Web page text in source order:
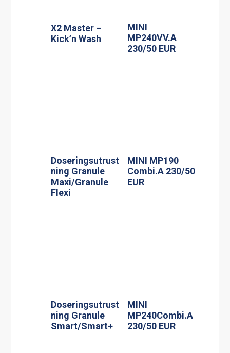
X2 Master –
Kick’n Wash
MINI
MP240VV.A
230/50 EUR
Doseringsutrust
ning Granule
Maxi/Granule
Flexi
MINI MP190
Combi.A 230/50
EUR
Doseringsutrust
ning Granule
Smart/Smart+
MINI
MP240Combi.A
230/50 EUR